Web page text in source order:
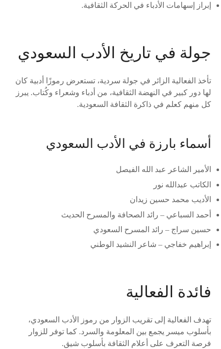
إبراز إسهامات الأدباء في الحركة الثقافية.
جولة في تاريخ الأدب السعودي
تأخذ الفعالية الزائر في جولة سردية، تستعرض رموزًا أدبية كان
لها دور كبير في النهضة الثقافية، من أدباء وشعراء وكُتاب. يبرز
كل منهم كعلم في ذاكرة الثقافة السعودية.
أسماء بارزة في الأدب السعودي
الأمير الشاعر عبد الله الفيصل
الكاتب عبدالله نور
الأديب محمد حسين زيدان
أحمد السباعي – رائد الصحافة والمسرح الحديث
حسين سراج – رائد المسرح السعودي
إبراهيم خفاجي – شاعر النشيد الوطني
فائدة الفعالية
تهدف الفعالية إلى تقريب الزوار من رموز الأدب السعودي،
بأسلوب ميسر يجمع بين المعلومة والسرد. كما توفر للزوار
فرصة التعرف على أعلام الثقافة بأسلوب شيق.